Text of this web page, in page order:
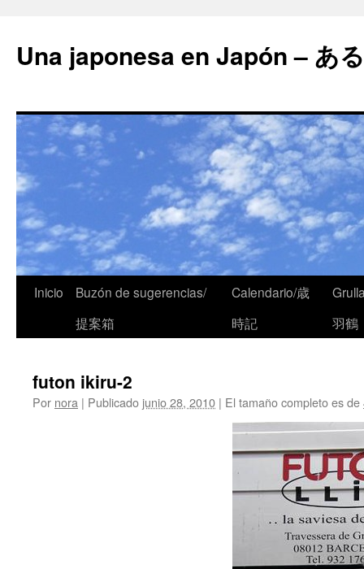
Una japonesa en Japón – あ
Inicio
Buzón de sugerencias/
提案箱
Calendario/歳
時記
羽鶴
futon ikiru-2
Por nora | Publicado junio 28, 2010 | El tamaño completo es de